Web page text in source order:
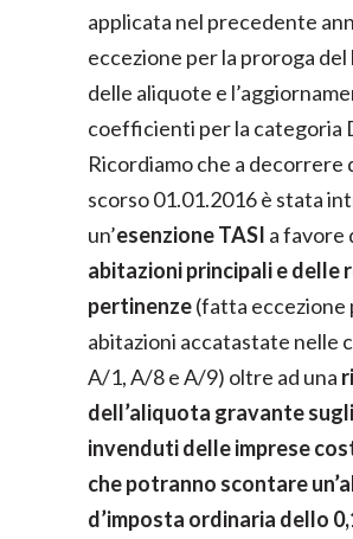
applicata nel precedente
eccezione per la proroga del
delle aliquote e
coefficienti per la categoria
Ricordiamo che a decorrere
scorso 01.01.2016 è stata
un’esenzione TASI a favore
abitazioni principali e delle
pertinenze(fatta eccezione
abitazioni accatastate nelle
A/1, A/8 e A/9) oltre ad una
dell’aliquota gravante
invenduti delle imprese
che potranno scontare
d’imposta ordinaria dello